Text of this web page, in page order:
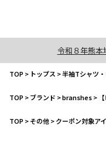
令和８年熊
TOP> トップス >半袖Tシャツ
TOP>ブランド >branshes>
TOP>その他>クーポン対象ア